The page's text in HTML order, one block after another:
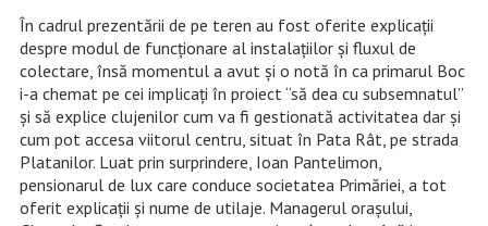
În cadrul prezentării de pe teren au fost oferite explicații
despre modul de funcționare al instalațiilor și fluxul de
colectare, însă momentul a avut și o notă în ca primarul Boc
i-a chemat pe cei implicați în proiect “să dea cu subsemnatul”
și să explice clujenilor cum va fi gestionată activitatea dar și
cum pot accesa viitorul centru, situat în Pata Rât, pe strada
Platanilor. Luat prin surprindere, Ioan Pantelimon,
pensionarul de lux care conduce societatea Primăriei, a tot
oferit explicații și nume de utilaje. Managerul orașului,